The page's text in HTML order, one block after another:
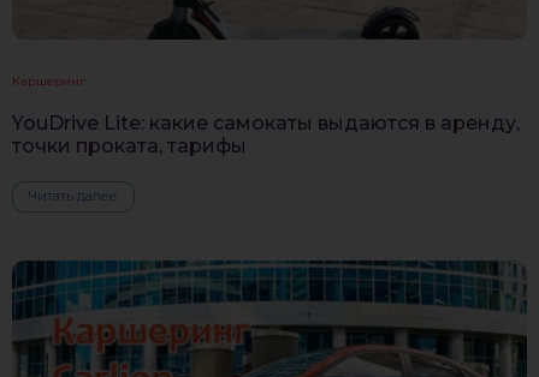
Каршеринг
YouDrive Lite: какие самокаты выдаются в аренду,
точки проката, тарифы
Читать далее